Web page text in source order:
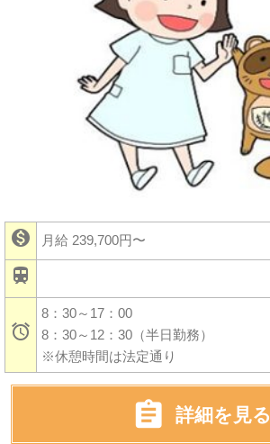
 月給 239,700円〜


8：30～17：00
8：30～12：30（半日勤務）
※休憩時間は法定通り
 詳細を見る